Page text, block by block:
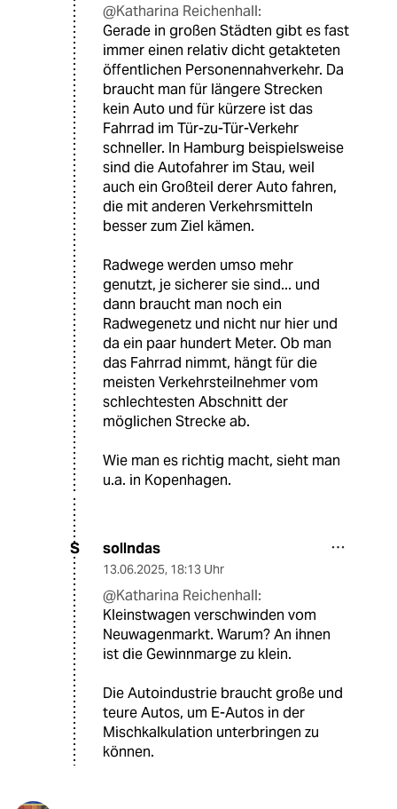
@Katharina Reichenhall:
Gerade in großen Städten gibt es fast
immer einen relativ dicht getakteten
öffentlichen Personennahverkehr. Da
braucht man für längere Strecken
kein Auto und für kürzere ist das
Fahrrad im Tür-zu-Tür-Verkehr
schneller. In Hamburg beispielsweise
sind die Autofahrer im Stau, weil
auch ein Großteil derer Auto fahren,
die mit anderen Verkehrsmitteln
besser zum Ziel kämen.
Radwege werden umso mehr
genutzt, je sicherer sie sind... und
dann braucht man noch ein
Radwegenetz und nicht nur hier und
da ein paar hundert Meter. Ob man
das Fahrrad nimmt, hängt für die
meisten Verkehrsteilnehmer vom
schlechtesten Abschnitt der
möglichen Strecke ab.
Wie man es richtig macht, sieht man
u.a. in Kopenhagen.
S sollndas
13.06.2025, 18:13 Uhr
@Katharina Reichenhall:
Kleinstwagen verschwinden vom
Neuwagenmarkt. Warum? An ihnen
ist die Gewinnmarge zu klein.
Die Autoindustrie braucht große und
teure Autos, um E-Autos in der
Mischkalkulation unterbringen zu
können.